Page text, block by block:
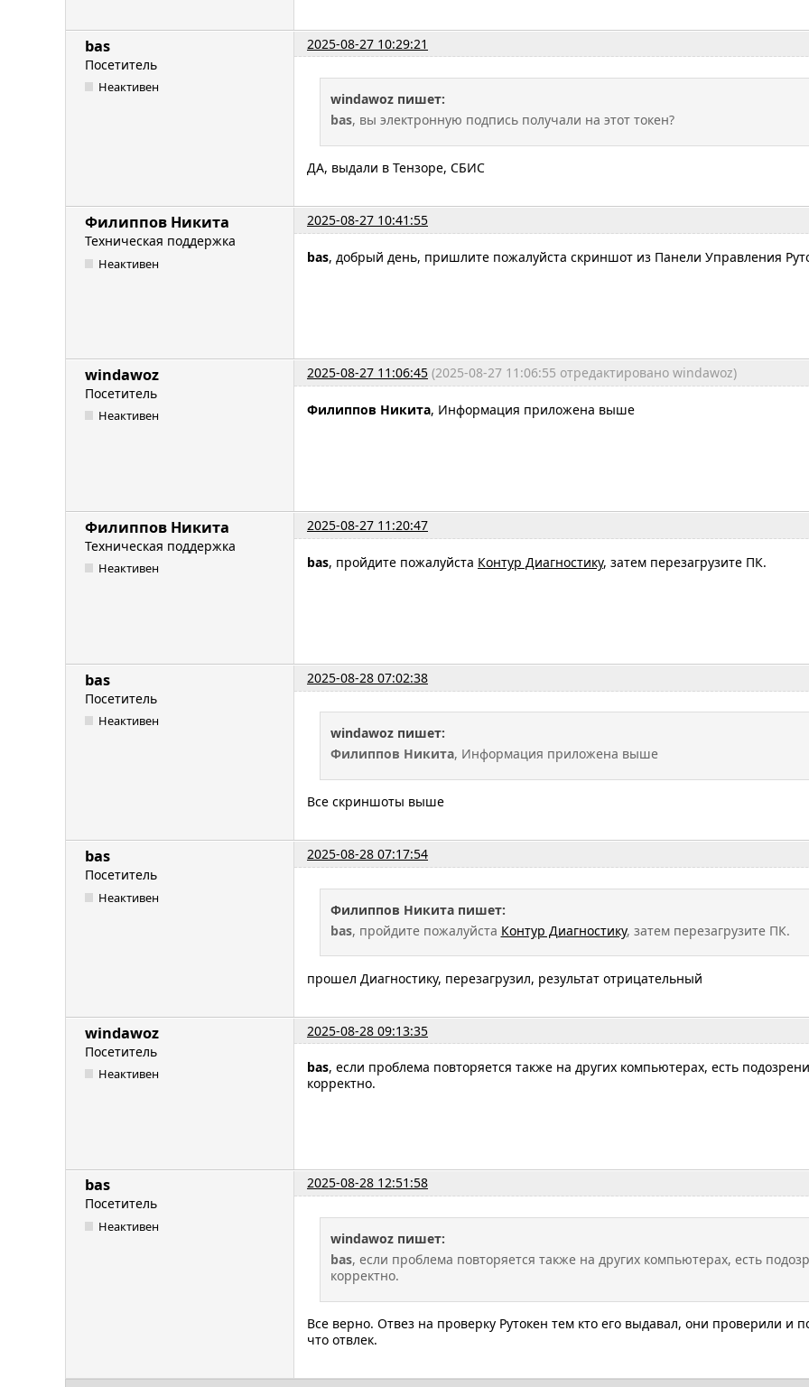
bas
2025-08-27 10:29:21
Посетитель
Неактивен
windawoz пишет:
bas, вы электронную подпись получали на этот токен?
ДА, выдали в Тензоре, СБИС
Филиппов Никита
2025-08-27 10:41:55
Техническая поддержка
Неактивен bas, добрый день, пришлите пожалуйста скриншот из Панели Управления
windawoz 2025-08-27 11:06:45 (2025-08-27 11:06:55 отредактировано windawoz)
Посетитель
Неактивен Филиппов Никита, Информация приложена выше
Филиппов Никита
2025-08-27 11:20:47
Техническая поддержка
Неактивен bas, пройдите пожалуйста Контур Диагностику, затем перезагрузите ПК.
bas
2025-08-28 07:02:38
Посетитель
Неактивен
windawoz пишет:
Филиппов Никита, Информация приложена выше
Все скриншоты выше
bas
2025-08-28 07:17:54
Посетитель
Неактивен
Филиппов Никита пишет:
bas, пройдите пожалуйста Контур Диагностику, затем перезагрузите ПК.
прошел Диагностику, перезагрузил, результат отрицательный
windawoz
2025-08-28 09:13:35
Посетитель
Неактивен bas, если проблема повторяется также на других компьютерах, есть
корректно.
bas
2025-08-28 12:51:58
Посетитель
Неактивен
windawoz пишет:
bas, если проблема повторяется также на других компьютерах, есть
корректно.
Все верно. Отвез на проверку Рутокен тем кто его выдавал, они проверили и
что отвлек.